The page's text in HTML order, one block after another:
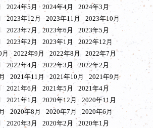
2024年5月 2024年4月
2024年3月
2023年12月 2023年11月
2023年10月
2023年7月 2023年6月
2023年5月
2023年2月 2023年1月
2022年12月
2022年9月 2022年8月
2022年7月
2022年4月 2022年3月
2022年2月
2021年11月 2021年10月
2021年9月
2021年6月 2021年5月
2021年4月
2021年1月 2020年12月
2020年11月
2020年8月 2020年7月
2020年6月
2020年3月 2020年2月
2020年1月